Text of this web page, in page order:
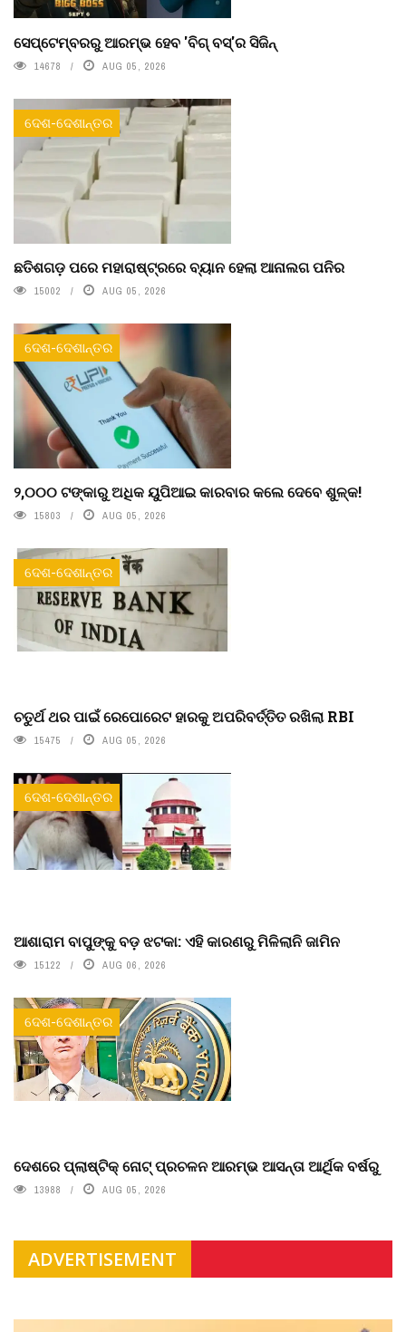
ସେପ୍ଟେମ୍ବରରୁ ଆରମ୍ଭ ହେବ 'ବିଗ୍ ବସ୍'ର ସିଜିନ୍
14678 AUG 05, 2026
ଦେଶ-ଦେଶାନ୍ତର
ଛତିଶଗଡ଼ ପରେ ମହାରାଷ୍ଟ୍ରରେ ବ୍ୟାନ ହେଲା ଆନାଲଗ ପନିର
15002 AUG 05, 2026
ଦେଶ-ଦେଶାନ୍ତର
୨,୦୦୦ ଟଙ୍କାରୁ ଅଧିକ ୟୁପିଆଇ କାରବାର କଲେ ଦେବେ ଶୁଳ୍କ!
15803 AUG 05, 2026
ଦେଶ-ଦେଶାନ୍ତର
ଚତୁର୍ଥ ଥର ପାଇଁ ରେପୋରେଟ ହାରକୁ ଅପରିବର୍ତ୍ତିତ ରଖିଲା RBI
15475 AUG 05, 2026
ଦେଶ-ଦେଶାନ୍ତର
ଆଶାରାମ ବାପୁଙ୍କୁ ବଡ଼ ଝଟକା: ଏହି କାରଣରୁ ମିଳିଲାନି ଜାମିନ
15122 AUG 06, 2026
ଦେଶ-ଦେଶାନ୍ତର
ଦେଶରେ ପ୍ଲାଷ୍ଟିକ୍ ନୋଟ୍‌ ପ୍ରଚଳନ ଆରମ୍ଭ ଆସନ୍ତା ଆର୍ଥିକ ବର୍ଷରୁ
13988 AUG 05, 2026
ADVERTISEMENT